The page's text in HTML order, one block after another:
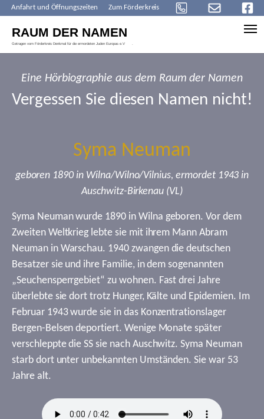
Anfahrt und Öffnungszeiten Zum Förderkreis
Eine Hörbiographie aus dem Raum der Namen
Vergessen Sie diesen Namen nicht!
Syma Neuman
geboren 1890 in Wilna/Wilno/Vilnius, ermordet 1943 in
Auschwitz-Birkenau (VL)
Syma Neuman wurde 1890 in Wilna geboren. Vor dem
Zweiten Weltkrieg lebte sie mit ihrem Mann Abram
Neuman in Warschau. 1940 zwangen die deutschen
Besatzer sie und ihre Familie, in dem sogenannten
„Seuchensperrgebiet“ zu wohnen. Fast drei Jahre
überlebte sie dort trotz Hunger, Kälte und Epidemien. Im
Februar 1943 wurde sie in das Konzentrationslager
Bergen-Belsen deportiert. Wenige Monate später
verschleppte die SS sie nach Auschwitz. Syma Neuman
starb dort unter unbekannten Umständen. Sie war 53
Jahre alt.